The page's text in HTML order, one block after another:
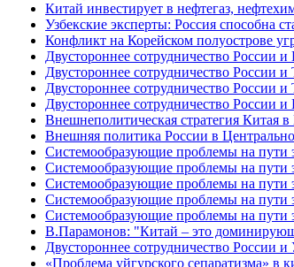
Китай инвестирует в нефтегаз,
Узбекские эксперты: Россия способна
Конфликт на Корейском полуострове
Двустороннее сотрудничество России
Двустороннее сотрудничество России
Двустороннее сотрудничество России
Двустороннее сотрудничество России и
Внешнеполитическая стратегия Китая
Внешняя политика России в
Системообразующие проблемы на пути
Системообразующие проблемы на пути
Системообразующие проблемы на пути
Системообразующие проблемы на пути
Системообразующие проблемы на пути
В.Парамонов: "Китай – это
Двустороннее сотрудничество России
«Проблема уйгурского сепаратизма» в